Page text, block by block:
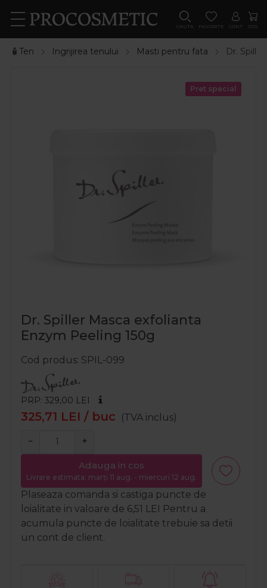
CAUTA FAVORITE CONT COS
🧴Ten Ingrijirea tenului Masti pentru fata Dr.
Pret special
Dr. Spiller Masca exfolianta
Enzym Peeling 150g
Cod produs SPIL-099
PRP: 329,00 LEI
325,71 LEI / buc (TVA inclus)
− +
Adauga in cos
Livrare estimata: marți 11 aug. - miercuri 12 aug.
Plaseaza comanda si castiga puncte de
loialitate in valoare de 6,51 LEI
Pentru a
acumula puncte de loialitate trebuie sa detii
un cont de client.